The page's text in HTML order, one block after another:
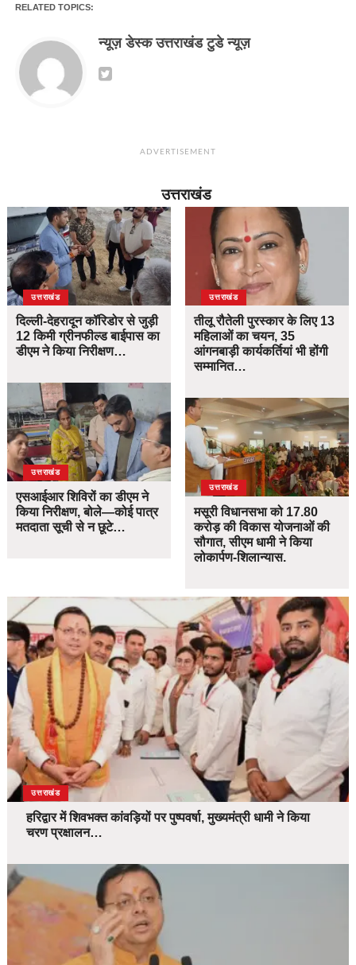
RELATED TOPICS:
न्यूज़ डेस्क उत्तराखंड टुडे न्यूज़
ADVERTISEMENT
उत्तराखंड
उत्तराखंड
दिल्ली-देहरादून कॉरिडोर से जुड़ी
12 किमी ग्रीनफील्ड बाईपास का
डीएम ने किया निरीक्षण…
उत्तराखंड
एसआईआर शिविरों का डीएम ने
किया निरीक्षण, बोले—कोई पात्र
मतदाता सूची से न छूटे…
उत्तराखंड
तीलू रौतेली पुरस्कार के लिए 13
महिलाओं का चयन, 35
आंगनबाड़ी कार्यकर्तियां भी होंगी
सम्मानित…
उत्तराखंड
मसूरी विधानसभा को 17.80
करोड़ की विकास योजनाओं की
सौगात, सीएम धामी ने किया
लोकार्पण-शिलान्यास.
उत्तराखंड
हरिद्वार में शिवभक्त कांवड़ियों पर पुष्पवर्षा, मुख्यमंत्री धामी ने किया
चरण प्रक्षालन…